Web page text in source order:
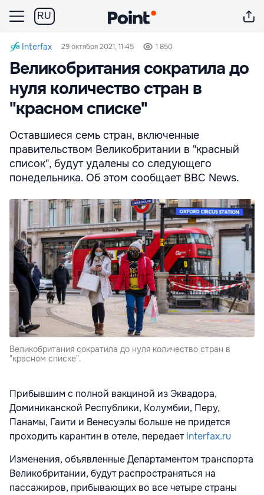
RU
Interfax 29 октября 2021, 11:45 1 850
Великобритания сократила до
нуля количество стран в
"красном списке"
Оставшиеся семь стран, включенные
правительством Великобритании в "красный
список", будут удалены со следующего
понедельника. Об этом сообщает BBC News.
Великобритания сократила до нуля количество стран в
"красном списке".
Прибывшим с полной вакциной из Эквадора,
Доминиканской Республики, Колумбии, Перу,
Панамы, Гаити и Венесуэлы больше не придется
проходить карантин в отеле, передаетinterfax.ru
Изменения, объявленные Департаментом транспорта
Великобритании, будут распространяться на
пассажиров, прибывающих во все четыре страны